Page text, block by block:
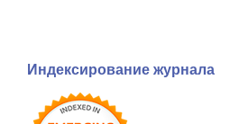
Индексирование журнала